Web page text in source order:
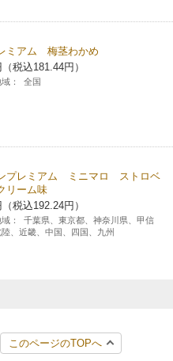
ミアム 梅茎わかめ
税込181.44円）
： 全国
プレミアム ミニマロ ストロベ
リーム味
税込192.24円）
：
千葉県、東京都、神奈川県、甲信
陸、近畿、中国、四国、九州
このページのTOPへ